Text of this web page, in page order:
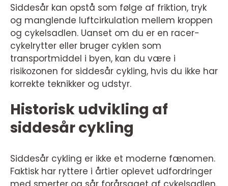
Siddesår kan opstå som følge af friktion, tryk
og manglende luftcirkulation mellem kroppen
og cykelsadlen. Uanset om du er en racer-
cykelrytter eller bruger cyklen som
transportmiddel i byen, kan du være i
risikozonen for siddesår cykling, hvis du ikke har
korrekte teknikker og udstyr.
Historisk udvikling af
siddesår cykling
Siddesår cykling er ikke et moderne fænomen.
Faktisk har ryttere i årtier oplevet udfordringer